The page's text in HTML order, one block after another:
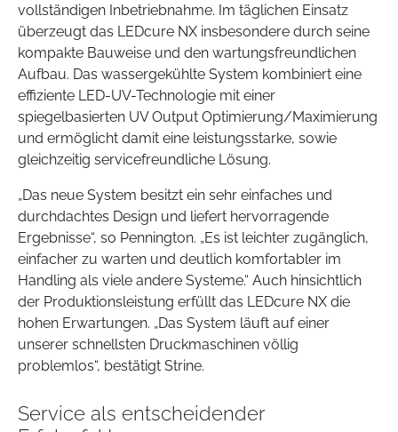
vollständigen Inbetriebnahme. Im täglichen Einsatz
überzeugt das LEDcure NX insbesondere durch seine
kompakte Bauweise und den wartungsfreundlichen
Aufbau. Das wassergekühlte System kombiniert eine
effiziente LED-UV-Technologie mit einer
spiegelbasierten UV Output Optimierung/Maximierung
und ermöglicht damit eine leistungsstarke, sowie
gleichzeitig servicefreundliche Lösung.
„Das neue System besitzt ein sehr einfaches und
durchdachtes Design und liefert hervorragende
Ergebnisse“, so Pennington. „Es ist leichter zugänglich,
einfacher zu warten und deutlich komfortabler im
Handling als viele andere Systeme.“ Auch hinsichtlich
der Produktionsleistung erfüllt das LEDcure NX die
hohen Erwartungen. „Das System läuft auf einer
unserer schnellsten Druckmaschinen völlig
problemlos“, bestätigt Strine.
Service als entscheidender